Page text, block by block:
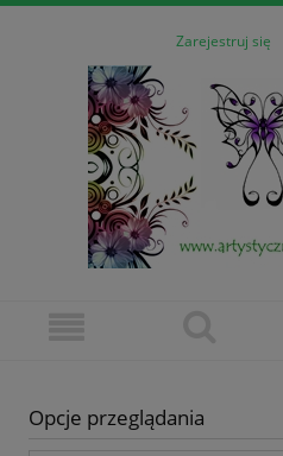
Zarejestruj się
Opcje przeglądania